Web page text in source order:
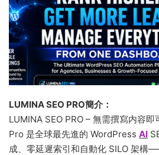
LUMINA SEO PRO簡介：
LUMINA SEO PRO – 無需撰寫内容
Pro 是全球最先進的 WordPress AI
成、零延遲索引和自動化 SILO 架構